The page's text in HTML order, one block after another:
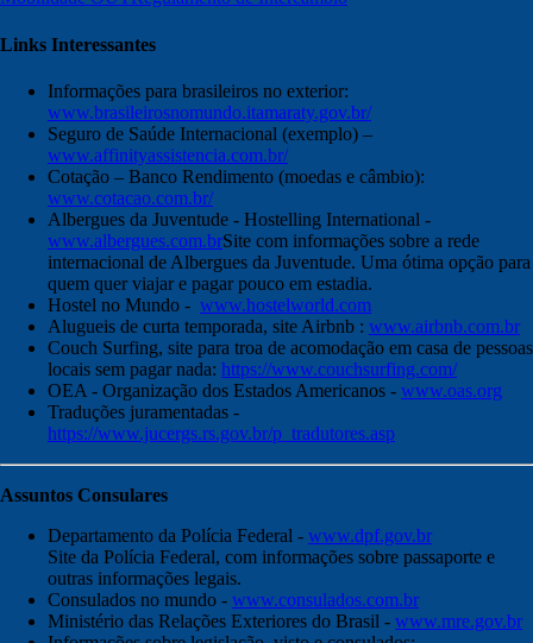
Links Interessantes
Informações para brasileiros no exterior:
www.brasileirosnomundo.itamaraty.gov.br/
Seguro de Saúde Internacional (exemplo) –
www.affinityassistencia.com.br/
Cotação – Banco Rendimento (moedas e câmbio):
www.cotacao.com.br/
Albergues da Juventude - Hostelling International -
www.albergues.com.brSite com informações sobre a rede
internacional de Albergues da Juventude. Uma ótima opção para
quem quer viajar e pagar pouco em estadia.
Hostel no Mundo - www.hostelworld.com
Alugueis de curta temporada, site Airbnb : www.airbnb.com.br
Couch Surfing, site para troa de acomodação em casa de pessoas
locais sem pagar nada: https://www.couchsurfing.com/
OEA - Organização dos Estados Americanos - www.oas.org
Traduções juramentadas -
https://www.jucergs.rs.gov.br/p_tradutores.asp
Assuntos Consulares
Departamento da Polícia Federal - www.dpf.gov.br
Site da Polícia Federal, com informações sobre passaporte e
outras informações legais.
Consulados no mundo - www.consulados.com.br
Ministério das Relações Exteriores do Brasil - www.mre.gov.br